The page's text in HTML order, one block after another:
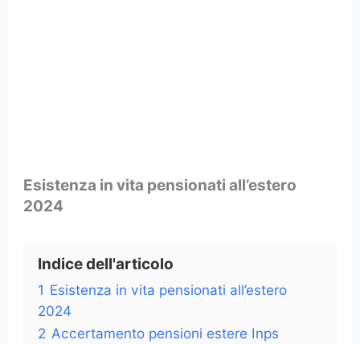
Esistenza in vita pensionati all’estero
2024
Indice dell'articolo
1 Esistenza in vita pensionati all’estero
2024
2 Accertamento pensioni estere Inps